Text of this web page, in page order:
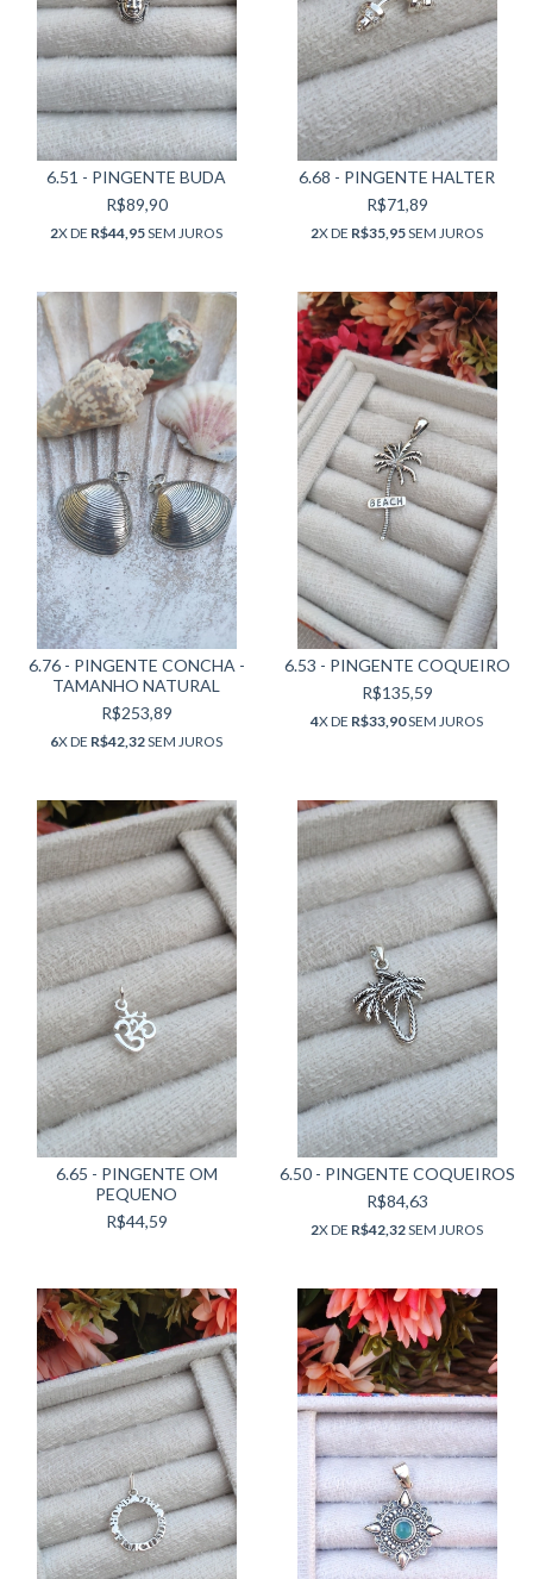
6.51 - PINGENTE BUDA
R$89,90
2X DE R$44,95SEM JUROS
6.68 - PINGENTE HALTER
R$71,89
2X DE R$35,95SEM JUROS
6.76 - PINGENTE CONCHA -
TAMANHO NATURAL
R$253,89
6X DE R$42,32SEM JUROS
6.53 - PINGENTE COQUEIRO
R$135,59
4X DE R$33,90SEM JUROS
6.65 - PINGENTE OM
PEQUENO
R$44,59
6.50 - PINGENTE COQUEIROS
R$84,63
2X DE R$42,32SEM JUROS